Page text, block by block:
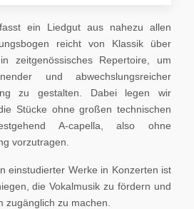
ein Liedgut aus nahezu allen
reicht von Klassik über
zeitgenössisches Repertoire, um
und abwechslungsreicher
zu gestalten. Dabei legen wir
Stücke ohne großen technischen
A-capella, also ohne
vorzutragen.
einstudierter Werke in Konzerten ist
die Vokalmusik zu fördern und
zugänglich zu machen.